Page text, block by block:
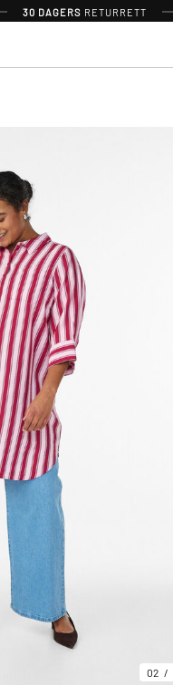
30 DAGERS RETURRETT
02